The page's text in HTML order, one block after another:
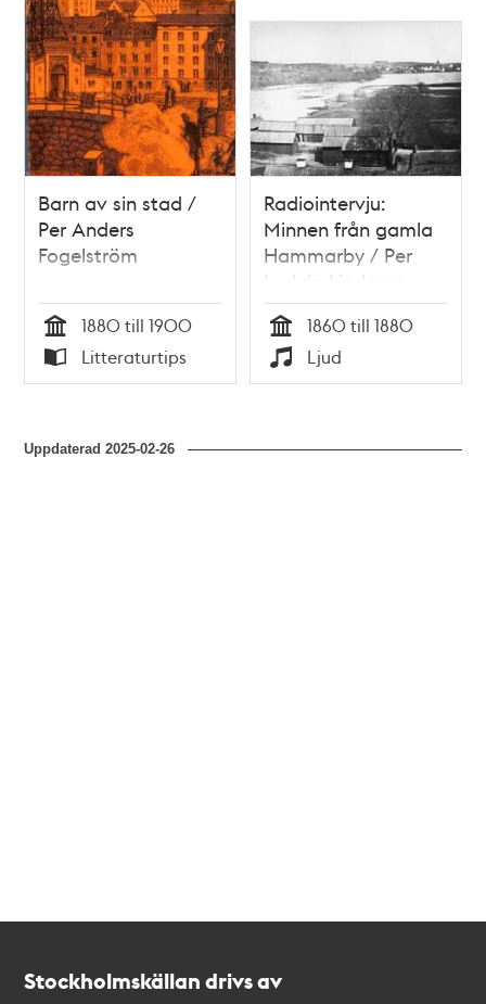
Barn av sin stad /
Per Anders
Fogelström
Tid
1880 till 1900
Typ
Litteraturtips
Radiointervju:
Minnen från gamla
Hammarby / Per
Ludvig Lindgren
Tid
1860 till 1880
Typ
Ljud
Uppdaterad2025-02-26
Stockholmskällan drivs av